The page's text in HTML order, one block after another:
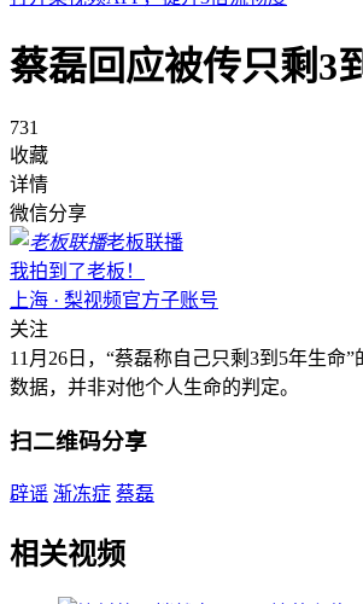
蔡磊回应被传只剩3
731
收藏
详情
微信分享
老板联播
我拍到了老板！
上海 · 梨视频官方子账号
关注
11月26日，“蔡磊称自己只剩3到5年生
数据，并非对他个人生命的判定。
扫二维码分享
辟谣 渐冻症 蔡磊
相关视频